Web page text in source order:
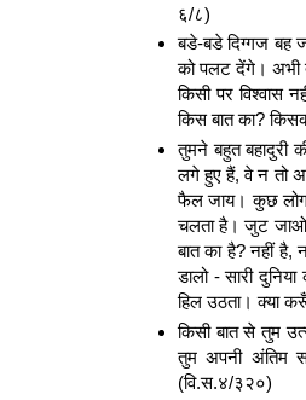
६/८)
बडे-बडे दिग्गज बह
को पलट देंगे। अभी
किसी पर विश्वास
किस बात का?
तुमने बहुत
लगे हुए हैं, वे न तो
फैल जाय। कुछ लोग
चलता है। जुट
बात का है? नहीं है,
डालो - सारी
हिल उठता। क्या
किसी बात से तुम
तुम अपनी अंतिम
(वि.स.४/३२०)